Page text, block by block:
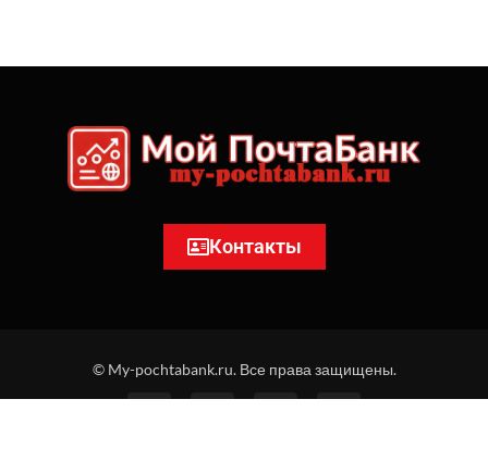
Контакты
© My-pochtabank.ru. Все права защищены.